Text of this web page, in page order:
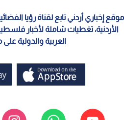
موقع إخباري أردني تابع لقناة رؤيا
الأردنية، تغطيات شاملة لأخبار
العربية والدولية